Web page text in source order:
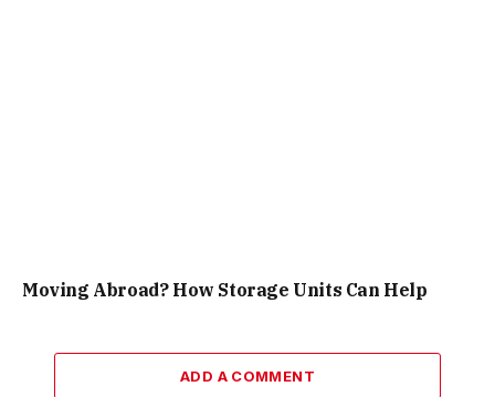
Moving Abroad? How Storage Units Can Help
ADD A COMMENT